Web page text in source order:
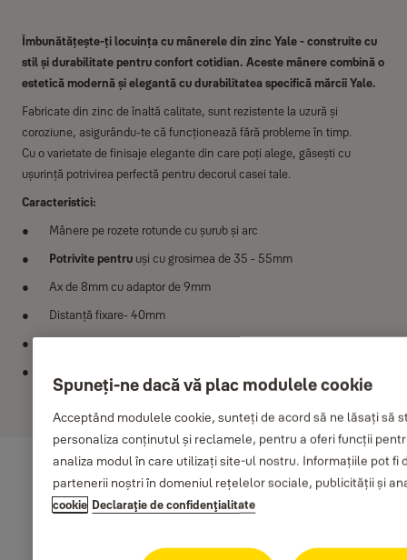
Îmbunătățește-ți locuința cu mânerele din zinc Yale - construite cu
stil și durabilitate pentru confort cotidian. Aceste mânere combină o
estetică modernă și elegantă cu durabilitatea specifică mărcii Yale.
Fabricate din zinc de înaltă calitate, sunt rezistente la uzură și
coroziune, asigurându-te că funcționează fără probleme în timp.
Cu o varietate de finisaje elegante din care poți alege, găsești cu
ușurință potrivirea perfectă pentru decorul casei tale.
Caracteristici:
Mânere pe rozete rotunde cu șurub și arc
Potrivite pentru uși cu grosimea de 35 - 55mm
Ax de 8mm cu adaptor de 9mm
Distanță fixare- 40mm
Conform cu EN 1906:2012 - 3 7 – 0 0 4 0 B
Finisaje disponibile:
Negru mat
Alamă antică
Afişaţi mai multe
Spuneți-ne dacă vă plac modulele cookie
Acceptând modulele cookie, sunteți de acord să ne lăsați să
personaliza conținutul și reclamele, pentru a oferi funcții
analiza modul în care utilizați site-ul nostru. Informațiile pot fi
partenerii noștri în domeniul rețelelor sociale, publicității și
cookie Declaraţie de confidenţialitate